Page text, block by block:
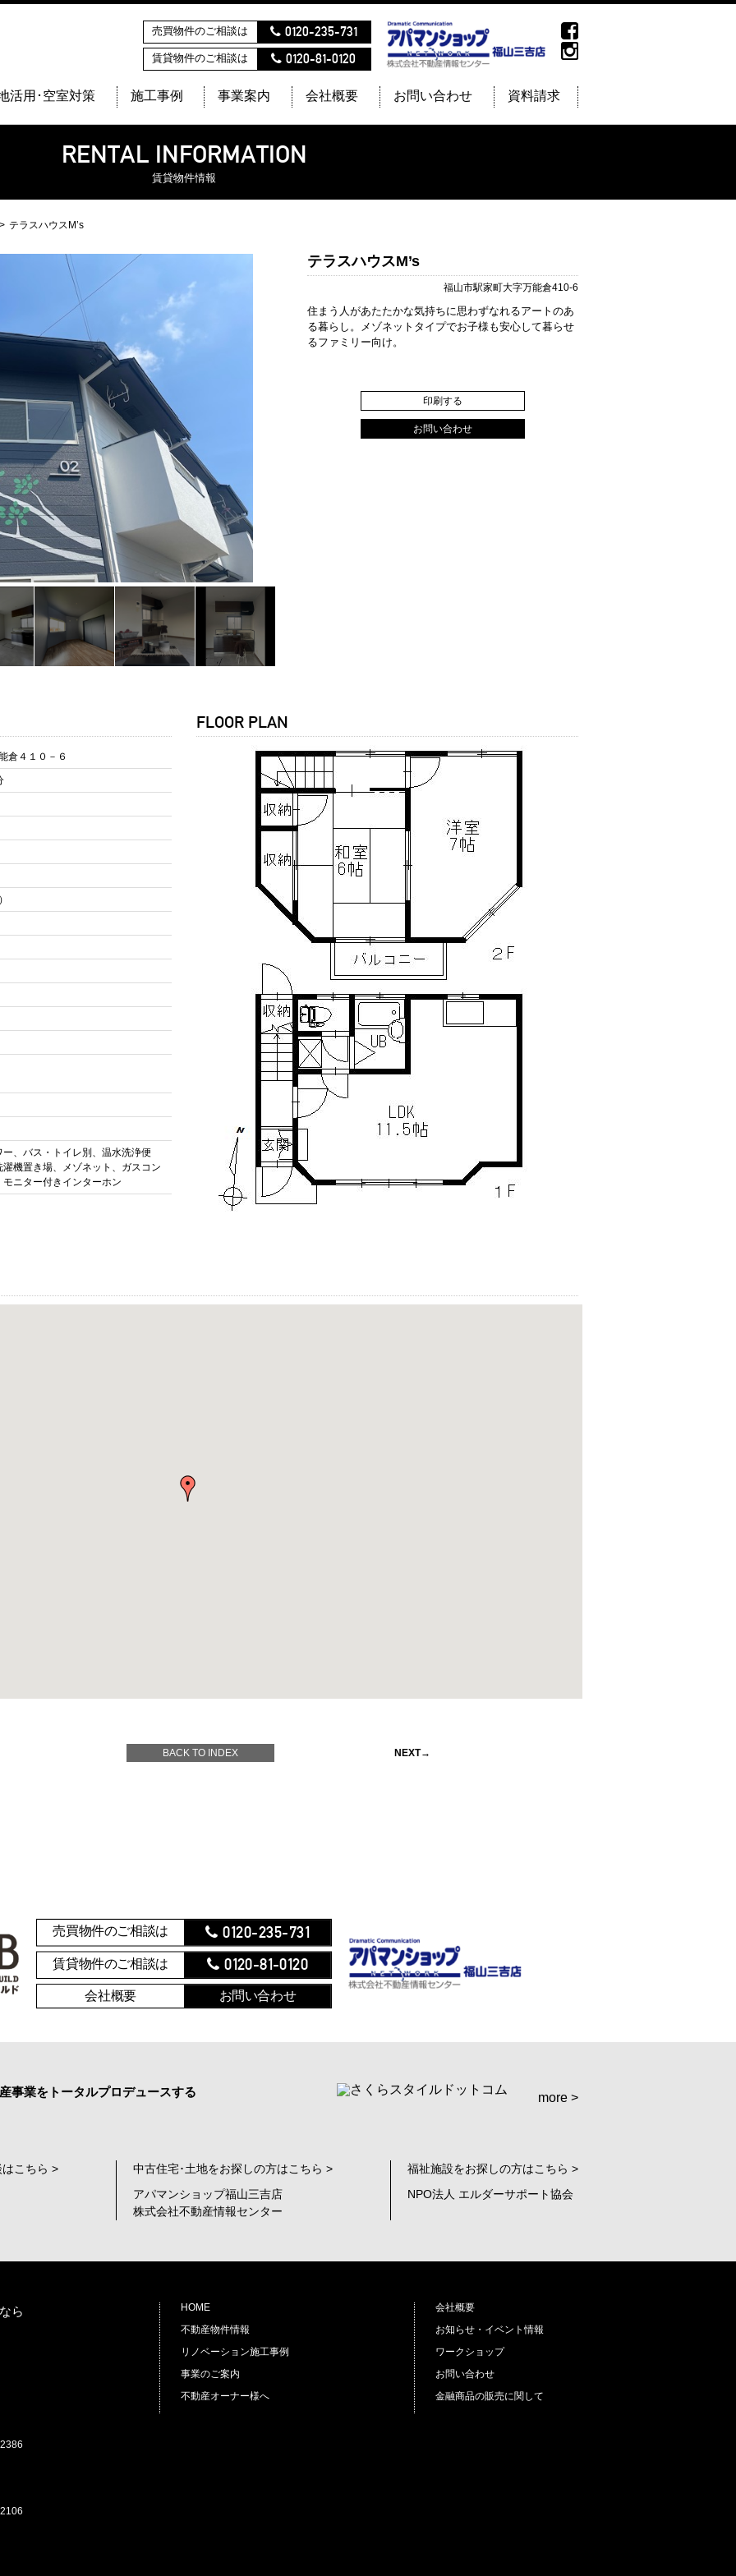
売買物件のご相談は 0120-235-731
賃貸物件のご相談は 0120-81-0120
活用･空室対策 施工事例 事業案内 会社概要 お問い合わせ 資料請求
RENTAL INFORMATION
賃貸物件情報
テラスハウスM’s
テラスハウスM’s
福山市駅家町大字万能倉410-6
住まう人があたたかな気持ちに思わずなれるアートのあ
る暮らし。メゾネットタイプでお子様も安心して暮らせ
るファミリー向け。
印刷する
お問い合わせ
倉４１０－６
、バス・トイレ別、温水洗浄便
機置き場、メゾネット、ガスコン
ニター付きインターホン
FLOOR PLAN
BACK TO INDEX NEXT→
売買物件のご相談は 0120-235-731
賃貸物件のご相談は 0120-81-0120
会社概要 お問い合わせ
事業をトータルプロデュースする
more >
こちら >
中古住宅･土地をお探しの方はこちら >
アパマンショップ福山三吉店
株式会社不動産情報センター
福祉施設をお探しの方はこちら >
NPO法人 エルダーサポート協会
ら
HOME
不動産物件情報
リノベーション施工事例
事業のご案内
不動産オーナー様へ
会社概要
お知らせ・イベント情報
ワークショップ
お問い合わせ
金融商品の販売に関して